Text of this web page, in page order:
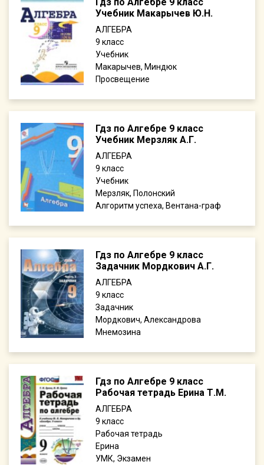
Учебник Макарычев Ю.Н.
АЛГЕБРА
9
Учебник
Макарычев, Миндюк
Просвещение
Гдз по Алгебре 9 класс
Учебник Мерзляк А.Г.
АЛГЕБРА
9
Учебник
Мерзляк, Полонский
Алгоритм успеха, Вентана-граф
Гдз по Алгебре 9 класс
Задачник Мордкович А.Г.
АЛГЕБРА
9
Задачник
Мордкович, Александрова
Мнемозина
Гдз по Алгебре 9 класс
Рабочая тетрадь Ерина Т.М.
АЛГЕБРА
9
Рабочая тетрадь
Ерина
УМК, Экзамен